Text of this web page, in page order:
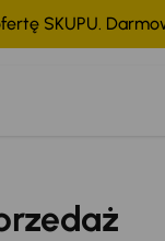
SKUPU.